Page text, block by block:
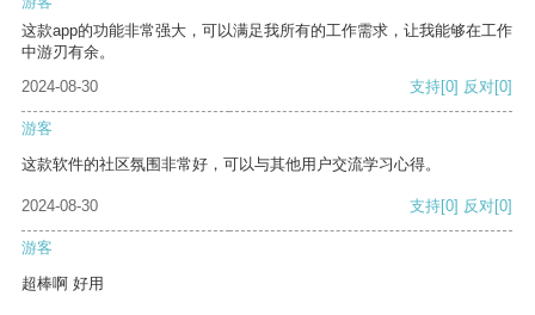
这款app的功能非常强大，可以满足我所有的工作需求，让我能够在工作
中游刃有余。
2024-08-30
支持[0] 反对[0]
游客
这款软件的社区氛围非常好，可以与其他用户交流学习心得。
2024-08-30 支持[0] 反对[0]
游客
超棒啊 好用